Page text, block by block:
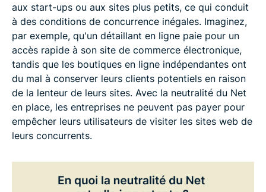
aux start-ups ou aux sites plus petits, ce qui conduit
à des conditions de concurrence inégales. Imaginez,
par exemple, qu'un détaillant en ligne paie pour un
accès rapide à son site de commerce électronique,
tandis que les boutiques en ligne indépendantes ont
du mal à conserver leurs clients potentiels en raison
de la lenteur de leurs sites. Avec la neutralité du Net
en place, les entreprises ne peuvent pas payer pour
empêcher leurs utilisateurs de visiter les sites web de
leurs concurrents.